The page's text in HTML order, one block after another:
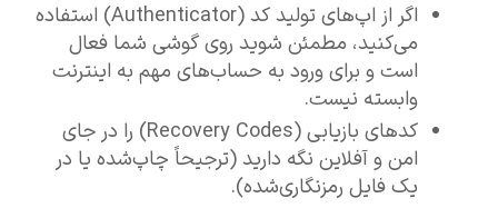
اگر از اپ‌های تولید کد (Authenticator) استفاده
می‌کنید، مطمئن شوید روی گوشی شما فعال
است و برای ورود به حساب‌های مهم به اینترنت
وابسته نیست.
کدهای بازیابی (Recovery Codes) را در جای
امن و آفلاین نگه دارید (ترجیحاً چاپ‌شده یا در
یک فایل رمزنگاری‌شده).